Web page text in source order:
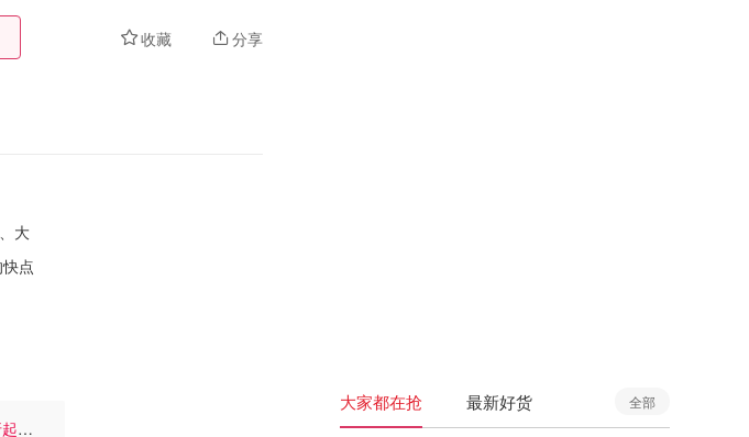
收藏 分享
大
快点
大家都在抢 最新好货 全部